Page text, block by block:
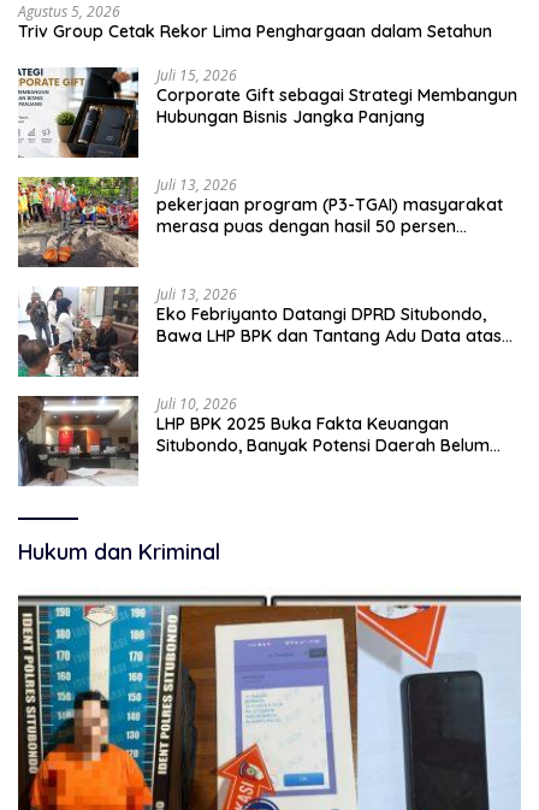
Agustus 5, 2026
Triv Group Cetak Rekor Lima Penghargaan dalam Setahun
Juli 15, 2026
Corporate Gift sebagai Strategi Membangun
Hubungan Bisnis Jangka Panjang
Juli 13, 2026
pekerjaan program (P3-TGAI) masyarakat
merasa puas dengan hasil 50 persen
Juli 13, 2026
Eko Febriyanto Datangi DPRD Situbondo,
Bawa LHP BPK dan Tantang Adu Data atas
Juli 10, 2026
LHP BPK 2025 Buka Fakta Keuangan
Situbondo, Banyak Potensi Daerah Belum
Hukum dan Kriminal